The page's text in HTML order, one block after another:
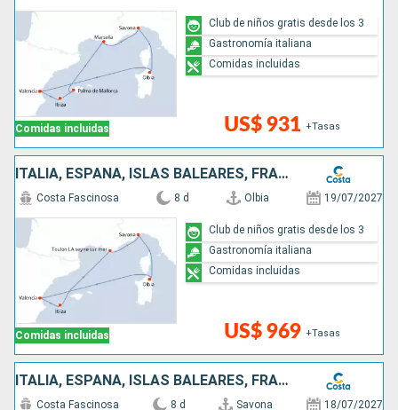
Comidas incluidas US$ 931 +Tasas
Club de niños gratis desde los 3
Gastronomía italiana
Comidas incluidas
ITALIA, ESPAÑA, ISLAS BALEARES, FRANCIA
Comidas incluidas
Costa Fascinosa 8 d Olbia 19/07/2027
US$ 969 +Tasas
Club de niños gratis desde los 3
Gastronomía italiana
Comidas incluidas
ITALIA, ESPAÑA, ISLAS BALEARES, FRANCIA
Costa Fascinosa 8 d Savona 18/07/2027